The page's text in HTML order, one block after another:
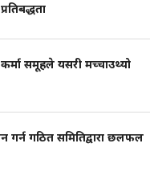
कर्मा समूहले यसरी मच्चाउथ्यो
गर्न गठित समितिद्वारा छलफल